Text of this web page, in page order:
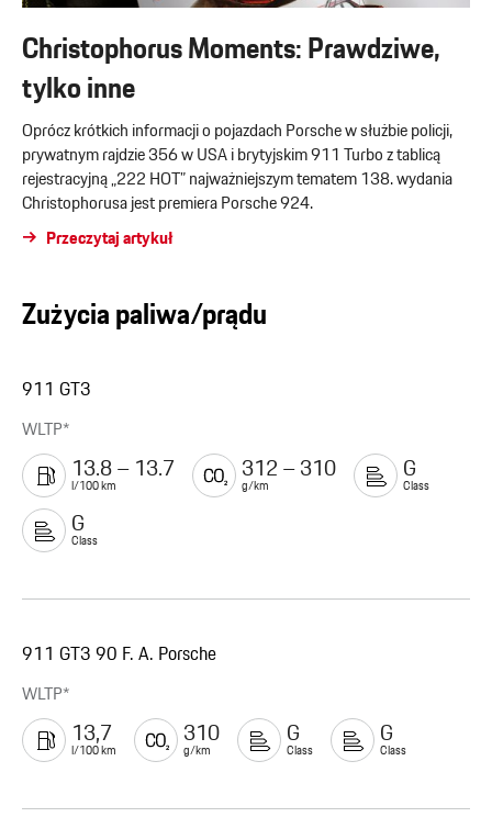
Christophorus Moments: Prawdziwe,
tylko inne
Oprócz krótkich informacji o pojazdach Porsche w służbie policji,
prywatnym rajdzie 356 w USA i brytyjskim 911 Turbo z tablicą
rejestracyjną „222 HOT” najważniejszym tematem 138. wydania
Christophorusa jest premiera Porsche 924.
Przeczytaj artykuł
Zużycia paliwa/prądu
911 GT3
WLTP*
13.8 – 13.7
l/100 km
312 – 310
g/km
G
Class
G
Class
911 GT3 90 F. A. Porsche
WLTP*
13,7
l/100 km
310
g/km
G
Class
G
Class